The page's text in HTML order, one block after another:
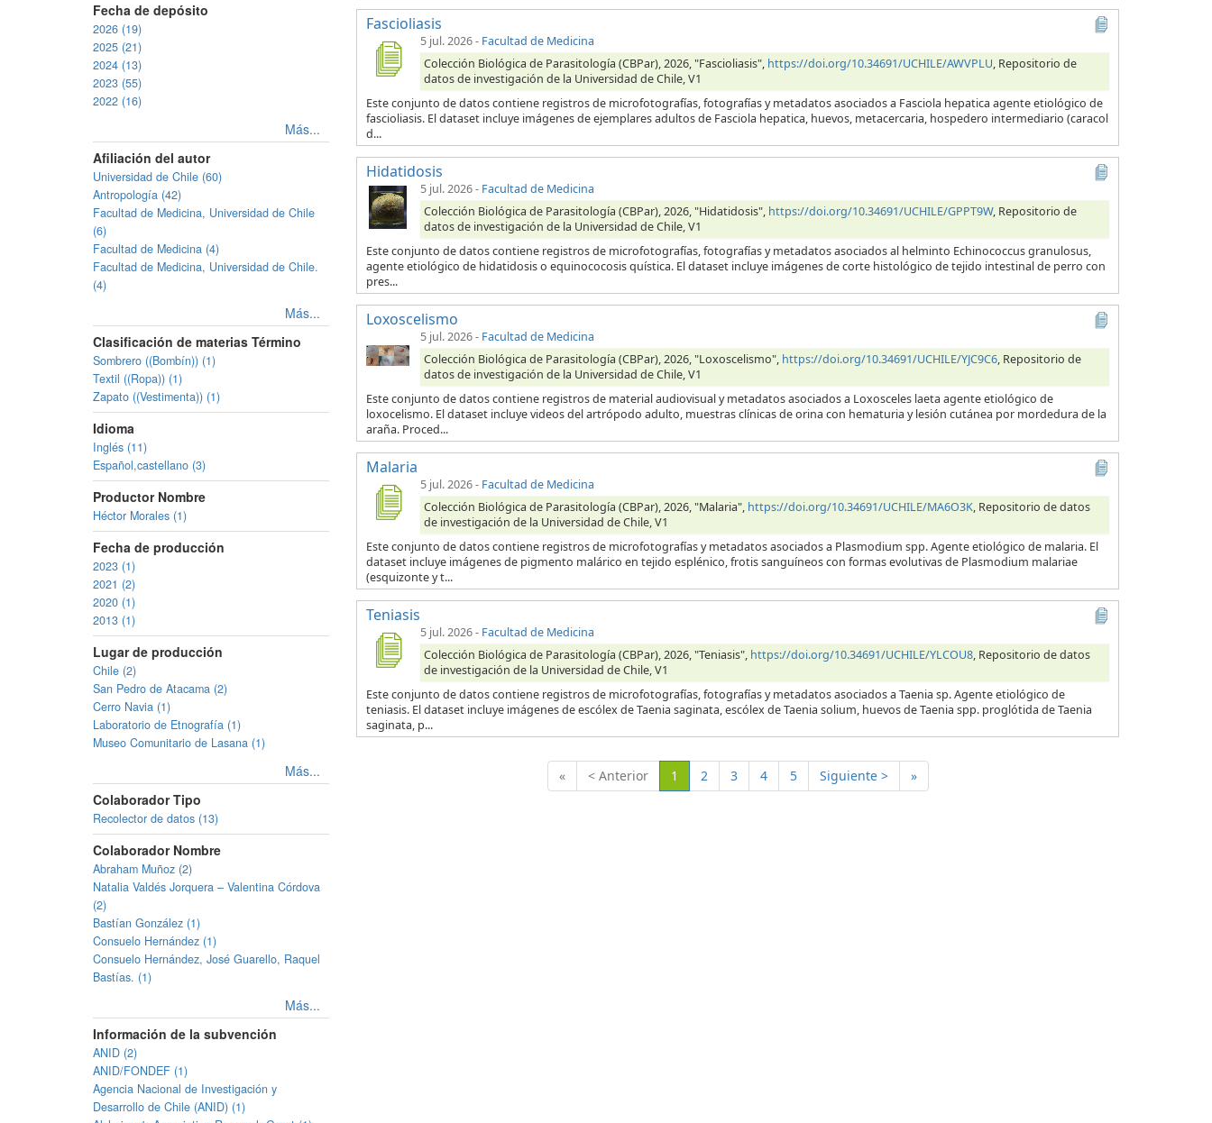
Fecha de depósito
2026 (19)
2025 (21)
2024 (13)
2023 (55)
2022 (16)
Más...
Afiliación del autor
Universidad de Chile (60)
Antropología (42)
Facultad de Medicina, Universidad de Chile
(6)
Facultad de Medicina (4)
Facultad de Medicina, Universidad de Chile.
(4)
Más...
Clasificación de materias Término
Sombrero ((Bombín)) (1)
Textil ((Ropa)) (1)
Zapato ((Vestimenta)) (1)
Idioma
Inglés (11)
Español,castellano (3)
Productor Nombre
Héctor Morales (1)
Fecha de producción
2023 (1)
2021 (2)
2020 (1)
2013 (1)
Lugar de producción
Chile (2)
San Pedro de Atacama (2)
Cerro Navia (1)
Laboratorio de Etnografía (1)
Museo Comunitario de Lasana (1)
Más...
Colaborador Tipo
Recolector de datos (13)
Colaborador Nombre
Abraham Muñoz (2)
Natalia Valdés Jorquera – Valentina Córdova
(2)
Bastían González (1)
Consuelo Hernández (1)
Consuelo Hernández, José Guarello, Raquel
Bastías. (1)
Más...
Información de la subvención
ANID (2)
ANID/FONDEF (1)
Agencia Nacional de Investigación y
Desarrollo de Chile (ANID) (1)
Fascioliasis
5 jul. 2026- Facultad de Medicina
Colección Biológica de Parasitología (CBPar), 2026, "Fascioliasis", https://doi.org/10.34691/UCHILE/AWVPLU, Repositorio de
datos de investigación de la Universidad de Chile, V1
Este conjunto de datos contiene registros de microfotografías, fotografías y metadatos asociados a Fasciola hepatica agente etiológico de
fascioliasis. El dataset incluye imágenes de ejemplares adultos de Fasciola hepatica, huevos, metacercaria, hospedero intermediario (caracol
d...
Hidatidosis
5 jul. 2026- Facultad de Medicina
Colección Biológica de Parasitología (CBPar), 2026, "Hidatidosis", https://doi.org/10.34691/UCHILE/GPPT9W, Repositorio de
datos de investigación de la Universidad de Chile, V1
Este conjunto de datos contiene registros de microfotografías, fotografías y metadatos asociados al helminto Echinococcus granulosus,
agente etiológico de hidatidosis o equinococosis quística. El dataset incluye imágenes de corte histológico de tejido intestinal de perro con
pres...
Loxoscelismo
5 jul. 2026- Facultad de Medicina
Colección Biológica de Parasitología (CBPar), 2026, "Loxoscelismo", https://doi.org/10.34691/UCHILE/YJC9C6, Repositorio de
datos de investigación de la Universidad de Chile, V1
Este conjunto de datos contiene registros de material audiovisual y metadatos asociados a Loxosceles laeta agente etiológico de
loxocelismo. El dataset incluye videos del artrópodo adulto, muestras clínicas de orina con hematuria y lesión cutánea por mordedura de la
araña. Proced...
Malaria
5 jul. 2026- Facultad de Medicina
Colección Biológica de Parasitología (CBPar), 2026, "Malaria", https://doi.org/10.34691/UCHILE/MA6O3K, Repositorio de datos
de investigación de la Universidad de Chile, V1
Este conjunto de datos contiene registros de microfotografías y metadatos asociados a Plasmodium spp. Agente etiológico de malaria. El
dataset incluye imágenes de pigmento malárico en tejido esplénico, frotis sanguíneos con formas evolutivas de Plasmodium malariae
(esquizonte y t...
Teniasis
5 jul. 2026- Facultad de Medicina
Colección Biológica de Parasitología (CBPar), 2026, "Teniasis", https://doi.org/10.34691/UCHILE/YLCOU8, Repositorio de datos
de investigación de la Universidad de Chile, V1
Este conjunto de datos contiene registros de microfotografías, fotografías y metadatos asociados a Taenia sp. Agente etiológico de
teniasis. El dataset incluye imágenes de escólex de Taenia saginata, escólex de Taenia solium, huevos de Taenia spp. proglótida de Taenia
saginata, p...
« < Anterior 1 (Actual)
2 3 4 5 Siguiente > »